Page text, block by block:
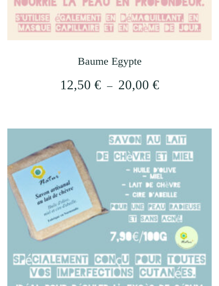
Baume Egypte
12,50 € – 20,00 €Plage
12,50 €
à
20,00 €
a
plusieurs
variations.
options
peuvent
être
sur
la